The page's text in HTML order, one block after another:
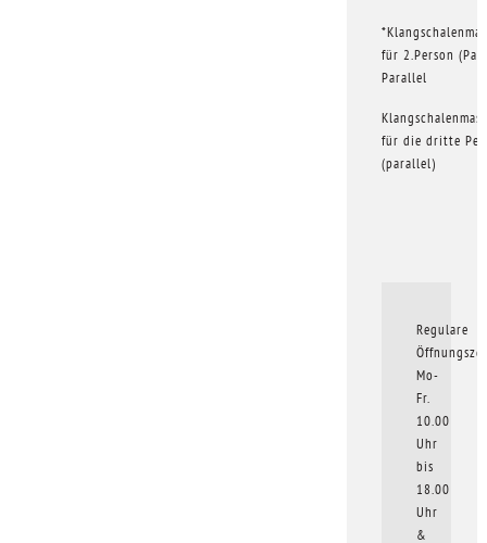
für 2.Person
Parallel
für die dritte
(parallel)
Regulare
Mo-
Fr.
10.00
Uhr
bis
18.00
Uhr
&